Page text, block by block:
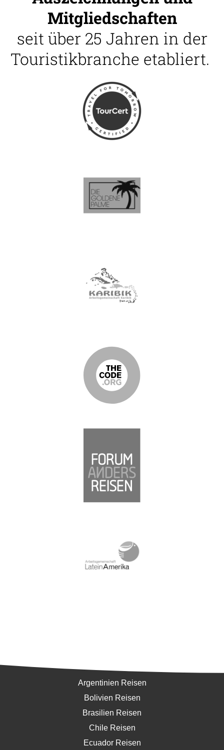
Mitgliedschaften
seit über 25 Jahren in der
Touristikbranche etabliert.
Argentinien Reisen
Bolivien Reisen
Brasilien Reisen
Chile Reisen
Ecuador Reisen